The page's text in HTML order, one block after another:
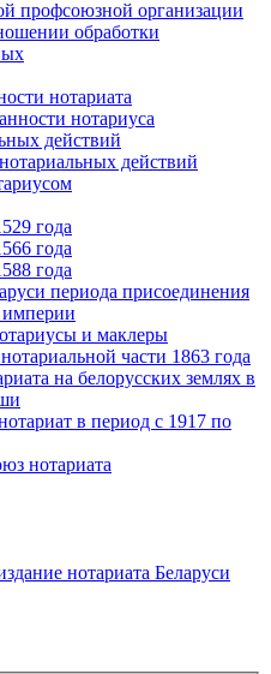
профсоюзной организации
обработки
нотариата
нотариуса
действий
действий
года
года
года
периода присоединения
империи
и маклеры
части 1863 года
на белорусских землях в
в период с 1917 по
нотариата
нотариата Беларуси